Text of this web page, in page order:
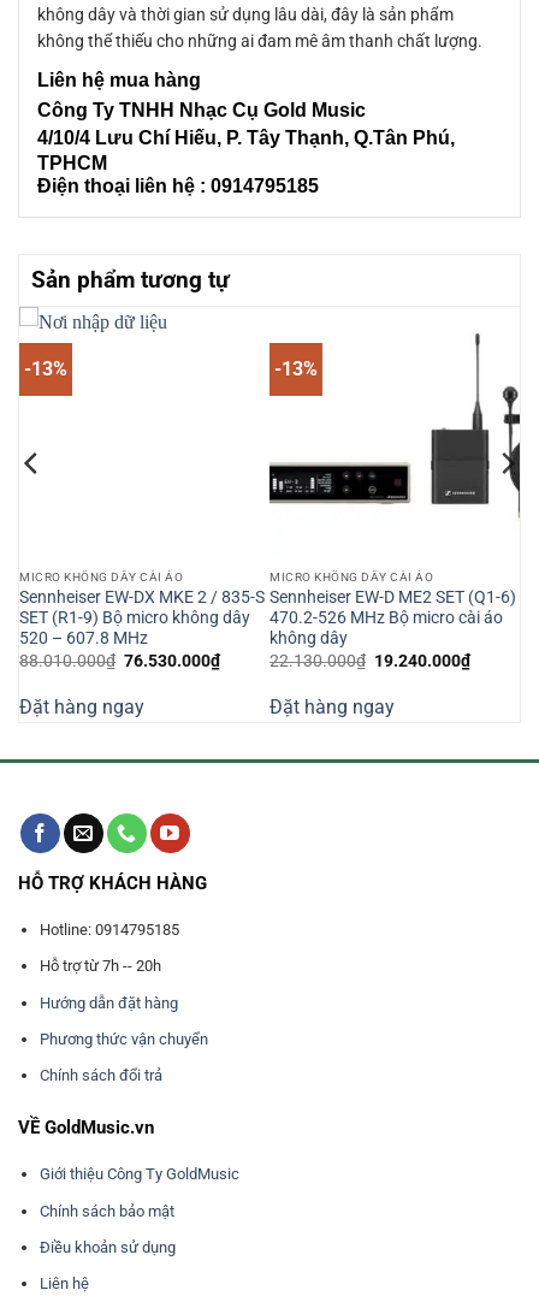
không dây và thời gian sử dụng lâu dài, đây là sản phẩm
không thể thiếu cho những ai đam mê âm thanh chất lượng.
Liên hệ mua hàng
Công Ty TNHH Nhạc Cụ Gold Music
4/10/4 Lưu Chí Hiếu, P. Tây Thạnh, Q.Tân Phú,
TPHCM
Điện thoại liên hệ : 0914795185
Sản phẩm tương tự
-13%
MICRO KHÔNG DÂY CÀI ÁO
Sennheiser EW-DX MKE 2 / 835-S
SET (R1-9) Bộ micro không dây
520 – 607.8 MHz
88.010.000₫ Giá
88.010.000₫.
76.530.000₫Giá
hiện
76.530.000₫.
Đặt hàng ngay
-13%
MICRO KHÔNG DÂY CÀI ÁO
Sennheiser EW-D ME2 SET (Q1-6)
470.2-526 MHz Bộ micro cài áo
không dây
22.130.000₫ Giá
22.130.000₫.
19.240.000₫Giá
hiện
Đặt hàng ngay
HỖ TRỢ KHÁCH HÀNG
Hotline: 0914795185
Hỗ trợ từ 7h -- 20h
Hướng dẫn đặt hàng
Phương thức vận chuyển
Chính sách đổi trả
VỀ GoldMusic.vn
Giới thiệu Công Ty GoldMusic
Chính sách bảo mật
Điều khoản sử dụng
Liên hệ